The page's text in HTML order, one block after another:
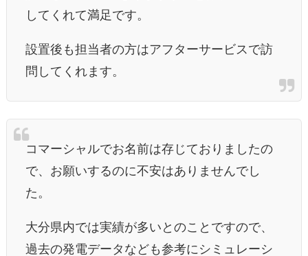
してくれて満足です。
設置後も担当者の方はアフターサービスで訪
問してくれます。
コマーシャルでお名前は存じておりましたの
で、お願いするのに不安はありませんでし
た。
大分県内では実績が多いとのことですので、
過去の発電データなども参考にシミュレーシ